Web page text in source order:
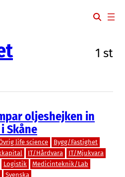
1 st
oljeshejken in
i Skåne
life science
Bygg/Fastighet
IT/Hårdvara
IT/Mjukvara
Logistik
Medicinteknik/Lab
Svenska